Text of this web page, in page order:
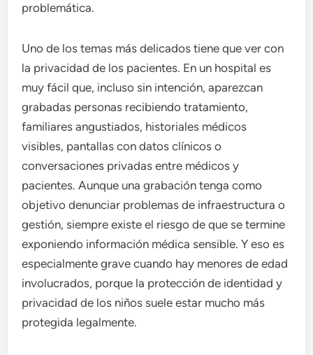
problemática.
Uno de los temas más delicados tiene que ver con
la privacidad de los pacientes. En un hospital es
muy fácil que, incluso sin intención, aparezcan
grabadas personas recibiendo tratamiento,
familiares angustiados, historiales médicos
visibles, pantallas con datos clínicos o
conversaciones privadas entre médicos y
pacientes. Aunque una grabación tenga como
objetivo denunciar problemas de infraestructura o
gestión, siempre existe el riesgo de que se termine
exponiendo información médica sensible. Y eso es
especialmente grave cuando hay menores de edad
involucrados, porque la protección de identidad y
privacidad de los niños suele estar mucho más
protegida legalmente.